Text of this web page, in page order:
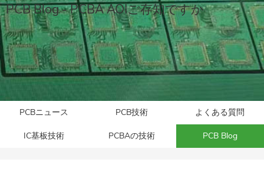
PCB Blog - PCBA AOIご存知ですか
PCBニュース PCB技術 よくある質問
IC基板技術 PCBAの技術 PCB Blog